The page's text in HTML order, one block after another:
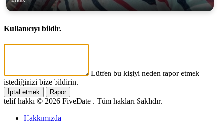
Kullanıcıyı bildir.
Lütfen bu kişiyi neden rapor etmek
istediğinizi bize bildirin.
İptal etmek Rapor
telif hakkı © 2026 FiveDate . Tüm hakları Saklıdır.
Hakkımızda